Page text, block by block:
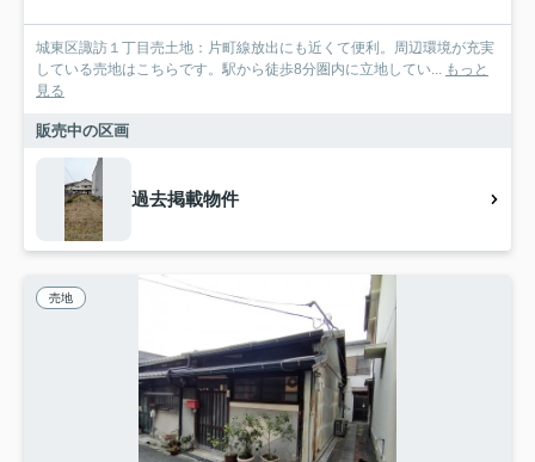
城東区諏訪１丁目売土地：片町線放出にも近くて便利。周辺環境が充実
している売地はこちらです。駅から徒歩8分圏内に立地してい... もっと
見る
販売中の区画
過去掲載物件
売地